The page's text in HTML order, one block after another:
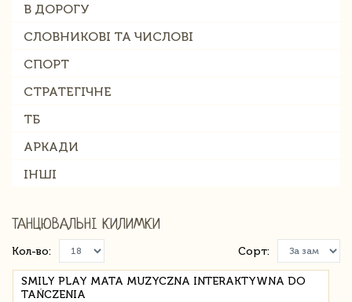
В ДОРОГУ
СЛОВНИКОВІ ТА ЧИСЛОВІ
СПОРТ
СТРАТЕГІЧНЕ
ТБ
АРКАДИ
ІНШІ
ТАНЦЮВАЛЬНІ КИЛИМКИ
Кол-во: Сорт:
SMILY PLAY MATA MUZYCZNA INTERAKTYWNA DO
TAŃCZENIA